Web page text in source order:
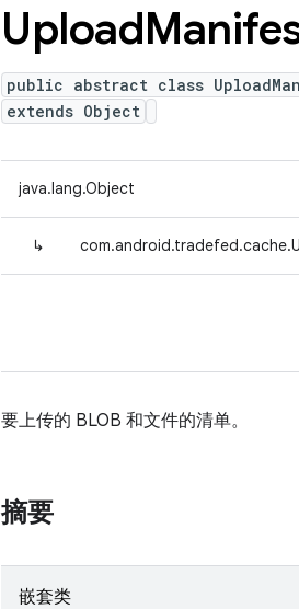
Upload
public abstract class
extends Object
java.lang.Object
↳
要上传的 BLOB 和文件的清单。
摘要
嵌套类